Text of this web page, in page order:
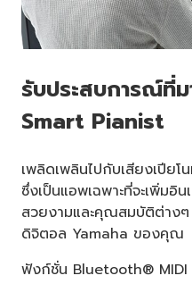
รับประสบการณ์ที่
Smart Pianist
เพลิดเพลินไปกับเสียงเปีย
ซึ่งเป็นแอพเฉพาะที่จะเพิ่มอิ
สวยงามและคุณสมบัติต่างๆ
ดิจิตอล Yamaha ของคุณ
ฟังก์ชั่น Bluetooth® MIDI